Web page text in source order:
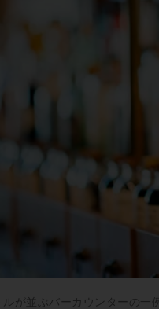
が並ぶバーカウンターの一例